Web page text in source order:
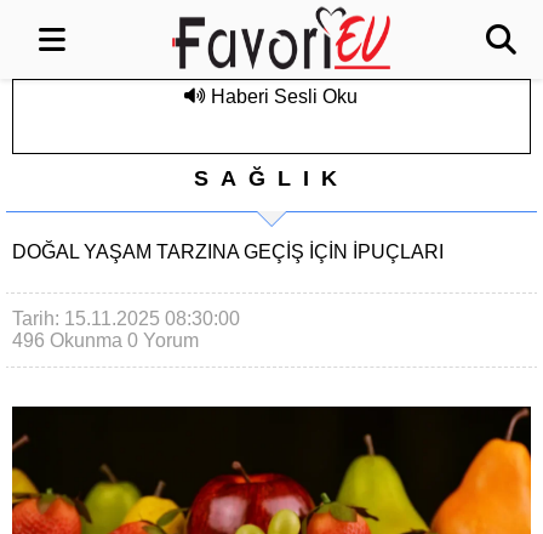
Haberi Sesli Oku
SAĞLIK
DOĞAL YAŞAM TARZINA GEÇIŞ İÇIN İPUÇLARI
Tarih: 15.11.2025 08:30:00
496 Okunma 0 Yorum